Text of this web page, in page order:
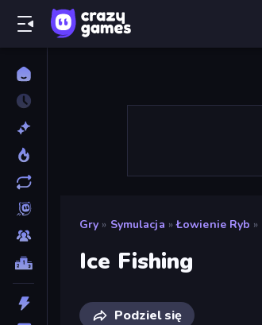
Gry » Symulacja » Łowienie Ryb »
Ice Fishing
Podziel się